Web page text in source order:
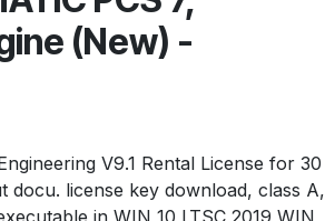
(New) -
V9.1 Rental License for 30
docu. license key download, class A,
in WIN 10 LTSC 2019 WIN